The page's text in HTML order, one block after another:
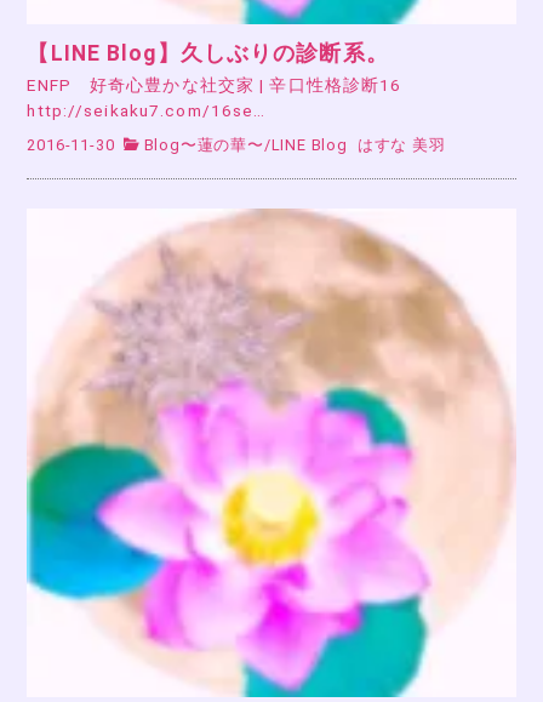
【LINE Blog】久しぶりの診断系。
ENFP 好奇心豊かな社交家 | 辛口性格診断16
http://seikaku7.com/16se…
2016-11-30 Blog〜蓮の華〜 /LINE Blog はすな 美羽